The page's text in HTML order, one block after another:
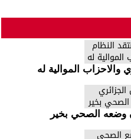
والاحزاب الموالية له
وضعه الصحي بخير